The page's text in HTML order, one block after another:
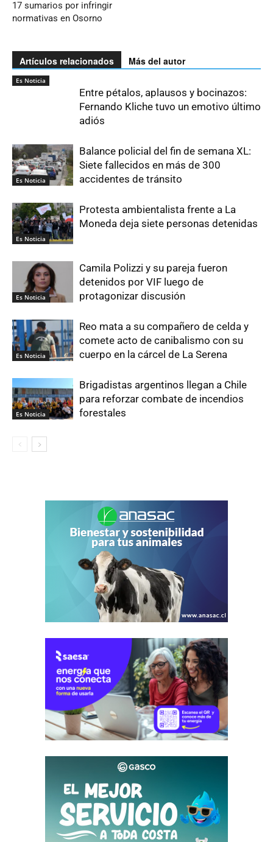
17 sumarios por infringir
normativas en Osorno
Artículos relacionados Más del autor
Es Noticia
Entre pétalos, aplausos y bocinazos:
Fernando Kliche tuvo un emotivo último
adiós
Es Noticia
Balance policial del fin de semana XL:
Siete fallecidos en más de 300
accidentes de tránsito
Es Noticia
Protesta ambientalista frente a La
Moneda deja siete personas detenidas
Es Noticia
Camila Polizzi y su pareja fueron
detenidos por VIF luego de
protagonizar discusión
Es Noticia
Reo mata a su compañero de celda y
comete acto de canibalismo con su
cuerpo en la cárcel de La Serena
Es Noticia
Brigadistas argentinos llegan a Chile
para reforzar combate de incendios
forestales